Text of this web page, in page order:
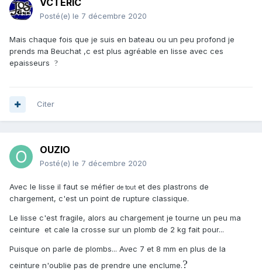
VCTERIC
Posté(e) le 7 décembre 2020
Mais chaque fois que je suis en bateau ou un peu profond je
prends ma Beuchat ,c est plus agréable en lisse avec ces
epaisseurs ?
Citer
OUZIO
Posté(e) le 7 décembre 2020
Avec le lisse il faut se méfier de tout et des plastrons de
chargement, c'est un point de rupture classique.
Le lisse c'est fragile, alors au chargement je tourne un peu ma
ceinture et cale la crosse sur un plomb de 2 kg fait pour...
Puisque on parle de plombs... Avec 7 et 8 mm en plus de la
ceinture n'oublie pas de prendre une enclume.?